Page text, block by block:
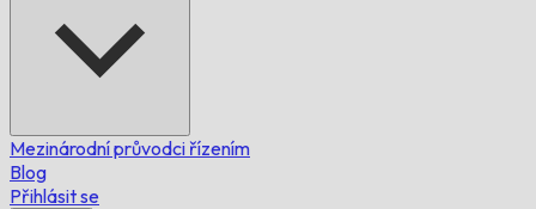
Mezinárodní průvodci řízením
Blog
Přihlásit se